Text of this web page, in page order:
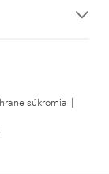
súkromia